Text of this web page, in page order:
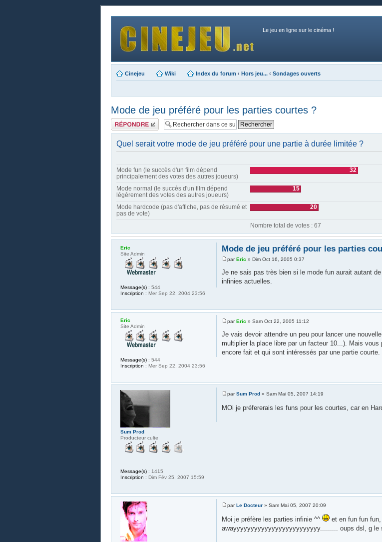
Le jeu en ligne sur le cinéma !
Cinejeu Wiki Index du forum ‹ Hors jeu... ‹ Sondages ouverts
Mode de jeu préféré pour les parties courtes ?
Publier une
réponse
Quel serait votre mode de jeu préféré pour une partie à durée limitée ?
Mode fun (le succès d'un film dépend
principalement des votes des autres joueurs)
32
Mode normal (le succès d'un film dépend
légèrement des votes des autres joueurs)
15
Mode hardcode (pas d'affiche, pas de résumé et
pas de vote)
20
Nombre total de votes : 67
Mode de jeu préféré pour les parties
parEric » Dim Oct 16, 2005 0:37
Je ne sais pas très bien si le mode fun aurait autant
infinies actuelles.
Eric
Site Admin
Message(s) : 544
Inscription : Mer Sep 22, 2004 23:56
parEric » Sam Oct 22, 2005 11:12
Je vais devoir attendre un peu pour lancer une
multiplier la place libre par un facteur 10...). Mais
encore fait et qui sont intéressés par une partie courte.
Eric
Site Admin
Message(s) : 544
Inscription : Mer Sep 22, 2004 23:56
parSum Prod» Sam Mai 05, 2007 14:19
MOi je préfererais les funs pour les courtes, car en
Sum Prod
Producteur culte
Message(s) : 1415
Inscription : Dim Fév 25, 2007 15:59
parLe Docteur» Sam Mai 05, 2007 20:09
Moi je préfère les parties infinie ^^
et en fun fun fun,
awayyyyyyyyyyyyyyyyyyyyyyyyy......... oups dsl, g le